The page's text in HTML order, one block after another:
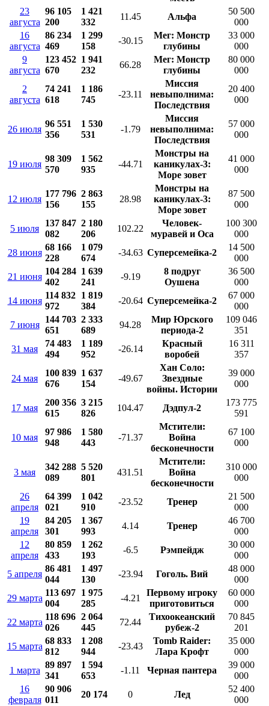
23
августа
96 105
200
1 421
332
11.45 Альфа
50 500
000
16
августа
86 234
469
1 299
158
-30.15
Мег: Монстр
глубины
33 000
000
9
августа
123 452
670
1 941
232
66.28
Мег: Монстр
глубины
80 000
000
2
августа
74 241
618
1 186
745
-23.11
Миссия
невыполнима:
Последствия
20 400
000
26 июля
96 551
356
1 530
531
-1.79
Миссия
невыполнима:
Последствия
57 000
000
19 июля
98 309
570
1 562
935
-44.71
Монстры на
каникулах-3:
Море зовет
41 000
000
12 июля
177 796
156
2 863
155
28.98
Монстры на
каникулах-3:
Море зовет
87 500
000
5 июля
137 847
082
2 180
206
102.22
Человек-
муравей и Оса
100 300
000
28 июня
68 166
228
1 079
674
-34.63 Суперсемейка-2
14 500
000
21 июня
104 284
402
1 639
241
-9.19
8 подруг
Оушена
36 500
000
14 июня
114 832
972
1 819
384
-20.64 Суперсемейка-2
67 000
000
7 июня
144 703
651
2 333
689
94.28
Мир Юрского
периода-2
109 046
351
31 мая
74 483
494
1 189
952
-26.14
Красный
воробей
16 311
357
24 мая
100 839
676
1 637
154
-49.67
Хан Соло:
Звездные
войны. Истории
39 000
000
17 мая
200 356
615
3 215
826
104.47 Дэдпул-2
173 775
591
10 мая
97 986
948
1 580
443
-71.37
Мстители:
Война
бесконечности
67 100
000
3 мая
342 288
089
5 520
801
431.51
Мстители:
Война
бесконечности
310 000
000
26
апреля
64 399
021
1 042
910
-23.52 Тренер
21 500
000
19
апреля
84 205
301
1 367
993
4.14 Тренер
46 700
000
12
апреля
80 859
433
1 262
193
-6.5 Рэмпейдж
30 000
000
5 апреля
86 481
044
1 497
130
-23.94 Гоголь. Вий
48 000
000
29 марта
113 697
004
1 975
285
-4.21
Первому игроку
приготовиться
60 000
000
22 марта
118 696
026
2 064
445
72.44
Тихоокеанский
рубеж-2
70 845
201
15 марта
68 833
812
1 208
944
-23.43
Tomb Raider:
Лара Крофт
35 000
000
1 марта
89 897
341
1 594
653
-1.11 Черная пантера
39 000
000
16
февраля
90 906
011
20 174 0 Лед
52 400
000